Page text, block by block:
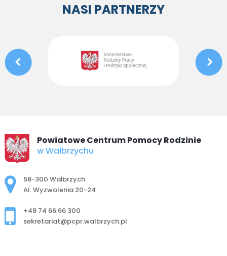
NASI PARTNERZY
Powiatowe Centrum Pomocy Rodzinie
w Wałbrzychu
Adres pocztowy:
58-300 Wałbrzych
Al. Wyzwolenia 20-24
+48 74 66 66 300
sekretariat@pcpr.walbrzych.pl